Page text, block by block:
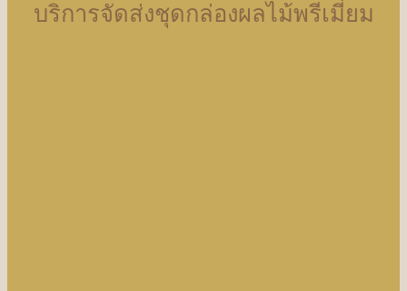
บริการจัดส่งชุดกล่องผลไม้พรีเมี่ยม